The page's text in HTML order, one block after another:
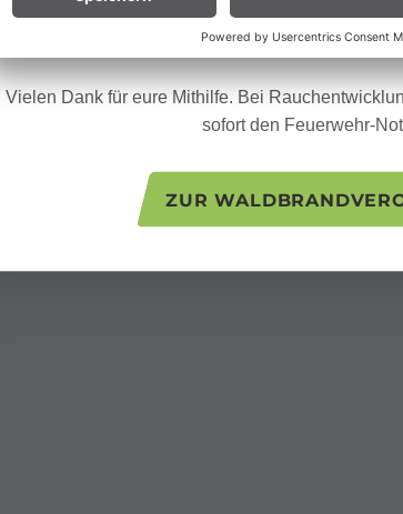
Hinweis für Biker:innen:
Gras. Heiße Bremsscheiben können
Vielen Dank für eure Mithilfe. Bei
sofort den Feuerwehr-
ZUR